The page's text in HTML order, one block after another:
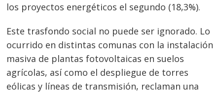
los proyectos energéticos el segundo (18,3%).
Este trasfondo social no puede ser ignorado. Lo
ocurrido en distintas comunas con la instalación
masiva de plantas fotovoltaicas en suelos
agrícolas, así como el despliegue de torres
eólicas y líneas de transmisión, reclaman una